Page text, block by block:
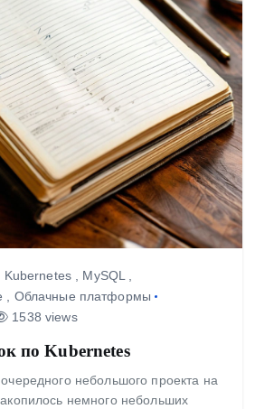
Kubernetes, MySQL
Облачные платформы
1538 views
по Kubernetes
небольшого проекта на
немного небольших